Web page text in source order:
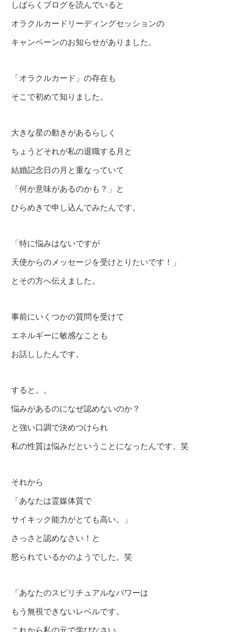
しばらくブログを読んでいると
オラクルカードリーディングセッションの
キャンペーンのお知らせがありました。
「オラクルカード」の存在も
そこで初めて知りました。
大きな星の動きがあるらしく
ちょうどそれが私の退職する月と
結婚記念日の月と重なっていて
「何か意味があるのかも？」と
ひらめきで申し込んでみたんです。
「特に悩みはないですが
天使からのメッセージを受けとりたいです！」
とその方へ伝えました。
事前にいくつかの質問を受けて
エネルギーに敏感なことも
お話ししたんです。
すると。。
悩みがあるのになぜ認めないのか？
と強い口調で決めつけられ
私の性質は悩みだということになったんです。笑
それから
「あなたは霊媒体質で
サイキック能力がとても高い。」
さっさと認めなさい！と
怒られているかのようでした。笑
「あなたのスピリチュアルなパワーは
もう無視できないレベルです。